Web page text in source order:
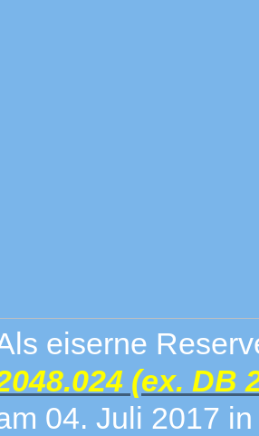
eiserne
(ex. DB
04. Juli 2017